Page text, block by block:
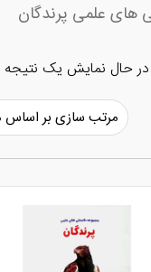
پرندگان
نمایش یک نتیجه